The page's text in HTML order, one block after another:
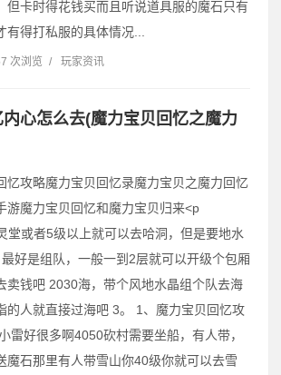
但卡时得花钱买而且听说道具服的魔石只有
得打私服的具体情况...
次浏览 / 玩家资讯
心怎么去(魔力宝贝回忆之魔力
忆攻略魔力宝贝回忆录魔力宝贝之魔力回忆
游魔力宝贝回忆和魔力宝贝归来˂p
堂或者5级以上就可以去哈洞，但是要地水
好是组队，一般一到2层就可以开级个包厢
卖钱吧 2030海，带个风地水晶组个队去海
的人就直接过海吧 3。 1、魔力宝贝回忆攻
雷好很多啊4050砍村需要坐船，有人带，
魔石那里有人带雪山你40级你就可以去雪